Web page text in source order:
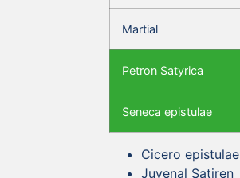
Martial
Petron Satyrica
Seneca epistulae
Cicero epistulae
Juvenal Satiren